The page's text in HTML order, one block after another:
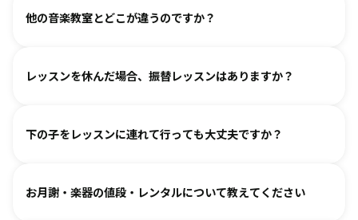
る、というお声も多くいただいております。
ご覧いただき、徐々に慣れていただくのがおすすめです。お
各指導者がお子様の様子を見ながら工夫をして指導していま
どを通して楽しみながら自然に読譜に慣れていきます。
他の音楽教室とどこが違うのですか？
言葉を身につけるのと同じように、まずはたくさん聴いて、
ァルトなどの名曲を弾けるようになります。指導者は 養成課
レッスンを休んだ場合、振替レッスンはありますか？
教室ごとに時間割を組んでおりますので、各教室までご相談
オンラインレッスン対応が可能な教室もございます。
下の子をレッスンに連れて行っても大丈夫ですか？
どうぞお連れください。まずはレッスン見学にお越しいただ
お月謝・楽器の値段・レンタルについて教えてください